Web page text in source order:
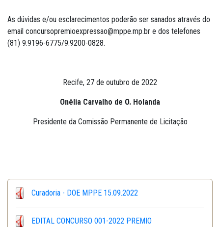
As dúvidas e/ou esclarecimentos poderão ser sanados através do
email concursopremioexpressao@mppe.mp.br e dos telefones
(81) 9.9196-6775/9.9200-0828.
Recife, 27 de outubro de 2022
Onélia Carvalho de O. Holanda
Presidente da Comissão Permanente de Licitação
Curadoria - DOE MPPE 15.09.2022
EDITAL CONCURSO 001-2022 PREMIO